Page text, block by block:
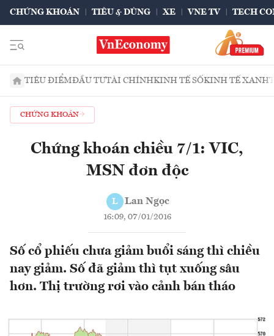
CHỨNG KHOÁN TIÊU & DÙNG XE VNE TV TECH
TIÊU ĐIỂMĐẦU TƯTÀI CHÍNHKINH TẾ SỐKINH TẾ XANH
CHỨNG KHOÁN
Chứng khoán chiều 7/1: VIC,
MSN đơn độc
L Lan Ngọc
16:09, 07/01/2016
Số cổ phiếu chưa giảm buổi sáng thì chiều
nay giảm. Số đã giảm thì tụt xuống sâu
hơn. Thị trường rơi vào cảnh bán tháo